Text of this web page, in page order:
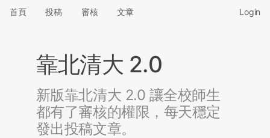
首頁 投稿 審核 文章 Login
靠北清大 2.0
新版靠北清大 2.0 讓全校師生
都有了審核的權限，每天穩定
發出投稿文章。